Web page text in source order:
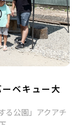
ベキュー大
る公園」アクアチ